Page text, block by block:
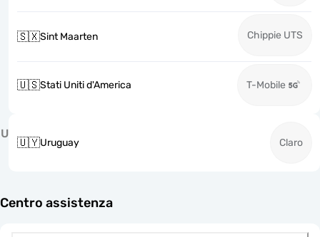
🇸🇽Sint Maarten Chippie UTS
🇺🇸Stati Uniti d'America T-Mobile
U
🇺🇾Uruguay Claro
Centro assistenza